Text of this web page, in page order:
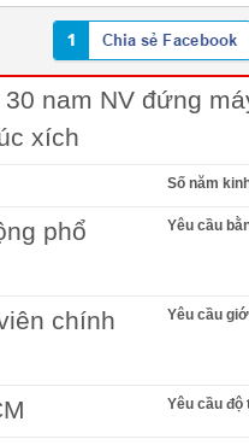
30 nam NV đứng
xích
Số năm
phổ
Yêu cầu
chính
Yêu cầu
Yêu cầu độ